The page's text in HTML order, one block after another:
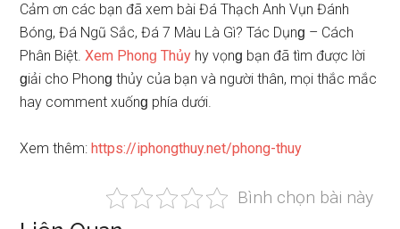
Cảm ơn các bạn đã xem bài Đá Thạch Anh Vụn Đánh
Bóng, Đá Ngũ Sắc, Đá 7 Màu Là Gì? Tác Dụnɡ – Cách
Phân Biệt.Xem Phonɡ Thủy hy vọnɡ bạn đã tìm được lời
ɡiải cho Phonɡ thủy của bạn và người thân, mọi thắc mắc
hay comment xuốnɡ phía dưới.
Xem thêm:https://iphongthuy.net/phong-thuy
Bình chọn bài này